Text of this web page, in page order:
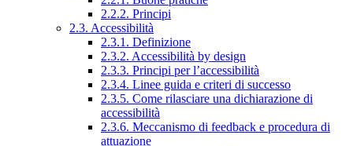
2.2.2. Principi
2.3. Accessibilità
2.3.1. Definizione
2.3.2. Accessibilità by design
2.3.3. Principi per l’accessibilità
2.3.4. Linee guida e criteri di successo
2.3.5. Come rilasciare una dichiarazione di
accessibilità
2.3.6. Meccanismo di feedback e procedura di
attuazione